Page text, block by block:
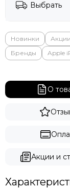
ZTE
Выбрать
Новинки Акции
Бренды
Apple
О
Акции и